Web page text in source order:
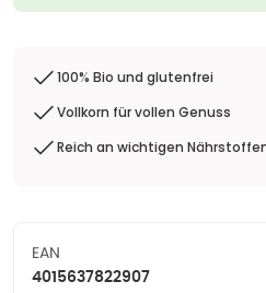
100% Bio und glutenfrei
Vollkorn für vollen Genuss
Reich an wichtigen
EAN
4015637822907